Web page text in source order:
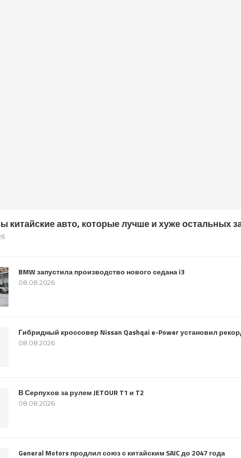
китайские авто, которые лучше и хуже остальных
BMW запустила производство нового седана i3
08.08.2026
Гибридный кроссовер Nissan Qashqai e-Power установил
08.08.2026
В Серпухов за рулем JETOUR T1 и T2
08.08.2026
General Motors продлил союз с китайским SAIC до 2047 года